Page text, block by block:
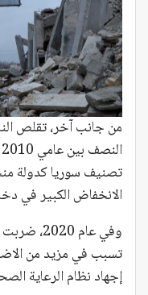
من جانب آخر، تقلص
الانخفاض الكبير في
وفي عام
تسبب في مزيد من
إجهاد نظام الرعاية